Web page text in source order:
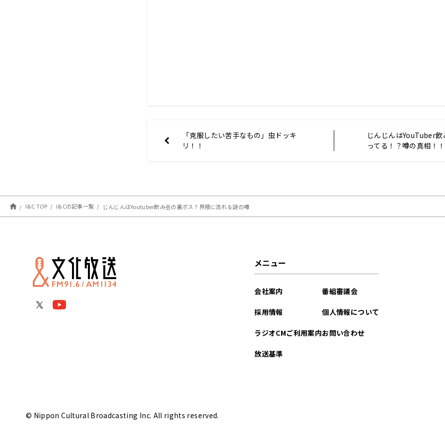
「克服したい苦手なもの」虫ドッキ
リ！！
じんじんはYouTuber飲
ってる！？噂の真相！！
I&C TOP I&Cの記事一覧 じんじんはYoutuber飲み会の裏ボス？界隈に流れる謎の噂
メニュー
会社案内
採用情報
ラジオCMご利用案内
放送基準
番組審議会
個人情報について
お問い合わせ
© Nippon Cultural Broadcasting Inc. All rights reserved.